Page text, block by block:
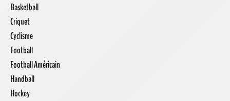
Basketball
Criquet
Cyclisme
Football
Football Américain
Handball
Hockey